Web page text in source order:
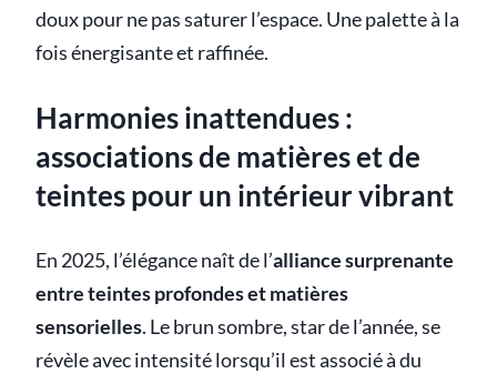
doux pour ne pas saturer l’espace. Une palette à la
fois énergisante et raffinée.
Harmonies inattendues :
associations de matières et de
teintes pour un intérieur vibrant
En 2025, l’élégance naît de l’alliance surprenante
entre teintes profondes et matières
sensorielles. Le brun sombre, star de l’année, se
révèle avec intensité lorsqu’il est associé à du